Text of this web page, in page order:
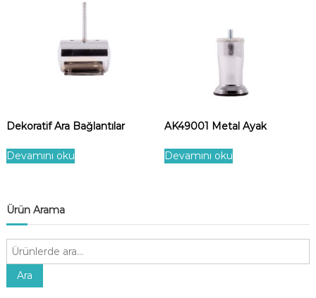
Dekoratif Ara Bağlantılar
Devamını oku
AK49001 Metal Ayak
Devamını oku
Ürün Arama
:
Ara